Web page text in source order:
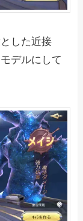
した近接
デルにして